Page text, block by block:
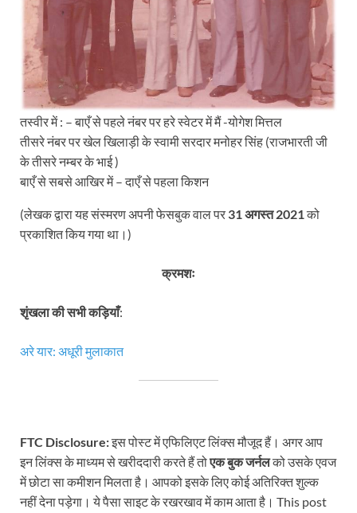
तस्वीर में : – बाएँ से पहले नंबर पर हरे स्वेटर में मैं -योगेश मित्तल
तीसरे नंबर पर खेल खिलाड़ी के स्वामी सरदार मनोहर सिंह (राजभारती जी
के तीसरे नम्बर के भाई )
बाएँ से सबसे आखिर में – दाएँ से पहला किशन
(लेखक द्वारा यह संस्मरण अपनी फेसबुक वाल पर 31 अगस्त 2021को
प्रकाशित किय गया था।)
क्रमशः
शृंखला की सभी कड़ियाँ:
अरे यार: अधूरी मुलाकात
FTC Disclosure:इस पोस्ट में एफिलिएट लिंक्स मौजूद हैं। अगर आप
इन लिंक्स के माध्यम से खरीददारी करते हैं तोएक बुक जर्नलको उसके एवज
में छोटा सा कमीशन मिलता है। आपको इसके लिए कोई अतिरिक्त शुल्क
नहीं देना पड़ेगा। ये पैसा साइट के रखरखाव में काम आता है। This post